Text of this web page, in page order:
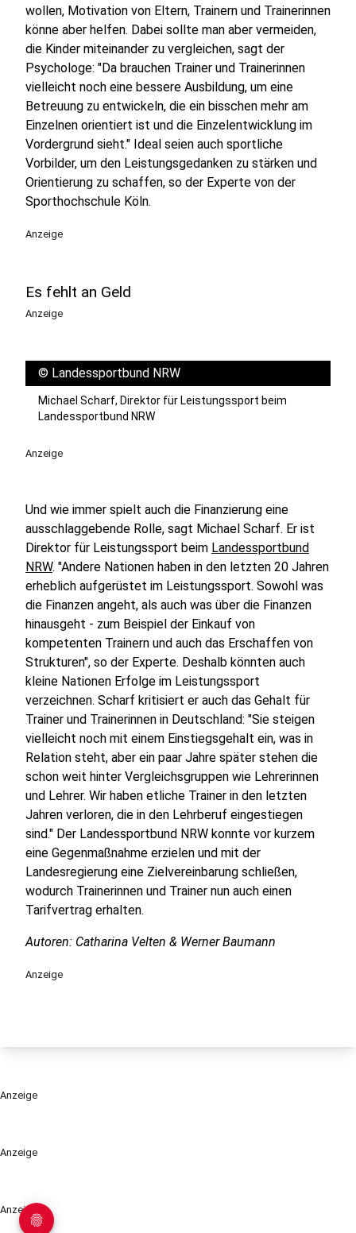
Anzeige
Anzeige
wollen, Motivation von Eltern, Trainern und Trainerinnen
könne aber helfen. Dabei sollte man aber vermeiden,
die Kinder miteinander zu vergleichen, sagt der
Psychologe: "Da brauchen Trainer und Trainerinnen
vielleicht noch eine bessere Ausbildung, um eine
Betreuung zu entwickeln, die ein bisschen mehr am
Einzelnen orientiert ist und die Einzelentwicklung im
Vordergrund sieht." Ideal seien auch sportliche
Vorbilder, um den Leistungsgedanken zu stärken und
Orientierung zu schaffen, so der Experte von der
Sporthochschule Köln.
Anzeige
Es fehlt an Geld
Anzeige
© Landessportbund NRW
Michael Scharf, Direktor für Leistungssport beim
Landessportbund NRW
Anzeige
Und wie immer spielt auch die Finanzierung eine
ausschlaggebende Rolle, sagt Michael Scharf. Er ist
Direktor für Leistungssport beim Landessportbund
NRW. "Andere Nationen haben in den letzten 20 Jahren
erheblich aufgerüstet im Leistungssport. Sowohl was
die Finanzen angeht, als auch was über die Finanzen
hinausgeht - zum Beispiel der Einkauf von
kompetenten Trainern und auch das Erschaffen von
Strukturen", so der Experte. Deshalb könnten auch
kleine Nationen Erfolge im Leistungssport
verzeichnen. Scharf kritisiert er auch das Gehalt für
Trainer und Trainerinnen in Deutschland: "Sie steigen
vielleicht noch mit einem Einstiegsgehalt ein, was in
Relation steht, aber ein paar Jahre später stehen die
schon weit hinter Vergleichsgruppen wie Lehrerinnen
und Lehrer. Wir haben etliche Trainer in den letzten
Jahren verloren, die in den Lehrberuf eingestiegen
sind." Der Landessportbund NRW konnte vor kurzem
eine Gegenmaßnahme erzielen und mit der
Landesregierung eine Zielvereinbarung schließen,
wodurch Trainerinnen und Trainer nun auch einen
Tarifvertrag erhalten.
Autoren: Catharina Velten & Werner Baumann
Anzeige
Anzeige